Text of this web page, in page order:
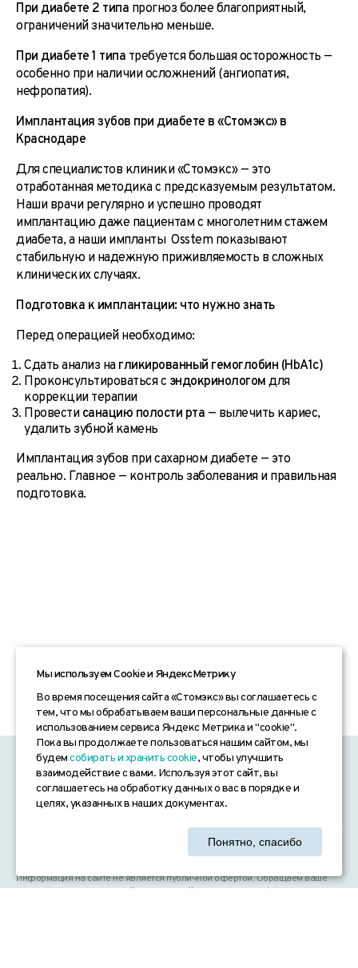
При диабете 2 типа прогноз более благоприятный,
ограничений значительно меньше.
При диабете 1 типа требуется большая осторожность —
особенно при наличии осложнений (ангиопатия,
нефропатия).
Имплантация зубов при диабете в «Стомэкс» в
Краснодаре
Для специалистов клиники «Стомэкс» — это
отработанная методика с предсказуемым результатом.
Наши врачи регулярно и успешно проводят
имплантацию даже пациентам с многолетним стажем
диабета, а наши импланты Osstem показывают
стабильную и надежную приживляемость в сложных
клинических случаях.
Подготовка к имплантации: что нужно знать
Перед операцией необходимо:
Сдать анализ на гликированный гемоглобин (HbA1c)
Проконсультироваться с эндокринологом для
коррекции терапии
Провести санацию полости рта — вылечить кариес,
удалить зубной камень
Имплантация зубов при сахарном диабете — это
реально. Главное — контроль заболевания и правильная
подготовка.
«СТОМЭКС» © 2026
Согласие на обработку персональных данных
Согласие на получение рекламных рассылок
Информация на сайте не является публичной офертой. Обращаем ваше
внимание на то, что данный интернет-сайт, а также вся информация о
Мы используем Сookie и ЯндексМетрику
Во время посещения сайта «Стомэкс» вы соглашаетесь с
тем, что мы обрабатываем ваши персональные данные с
использованием сервиса Яндекс Метрика и "cookie".
Пока вы продолжаете пользоваться нашим сайтом, мы
будемсобирать и хранить cookie, чтобы улучшить
взаимодействие с вами. Используя этот сайт, вы
соглашаетесь на обработку данных о вас в порядке и
целях, указанных в наших документах.
Понятно, спасибо